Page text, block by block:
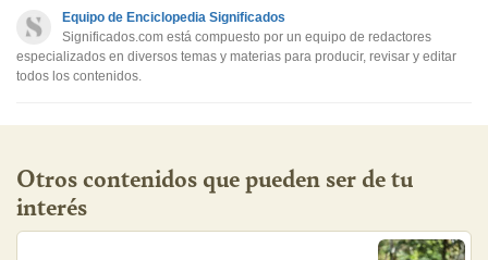
Otro
Equipo de Enciclopedia Significados
Significados.com está compuesto por un equipo de redactores
especializados en diversos temas y materias para producir, revisar y editar
todos los contenidos.
Otros contenidos que pueden ser de tu
interés